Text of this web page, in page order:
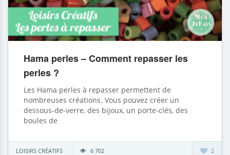
Hama perles – Comment repasser les
perles ?
Les Hama perles à repasser permettent de
nombreuses créations. Vous pouvez créer un
dessous-de-verre, des bijoux, un porte-clés, des
boules de
LOISIRS CRÉATIFS 6 702 2